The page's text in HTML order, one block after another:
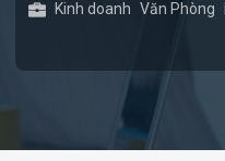
Kinh doanh Văn Phòng